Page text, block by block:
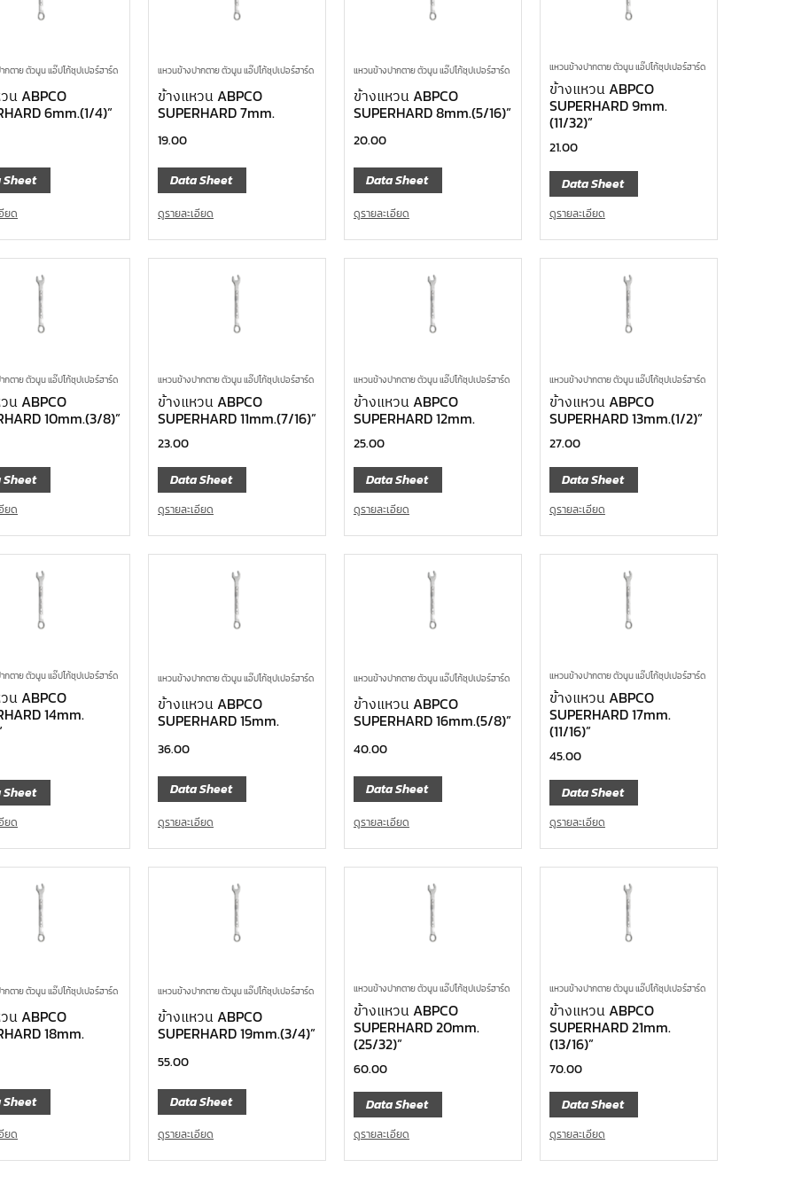
กตาย ตัวนูน แอ๊ปโก้ซุปเปอร์ฮาร์ด
น ABPCO
6mm.(1/4)”
Sheet
ยด
แหวนข้างปากตาย ตัวนูน แอ๊ปโก้ซุปเปอร์ฮาร์ด
ข้างแหวน ABPCO
SUPERHARD 7mm.
19.00
Data Sheet
ดูรายละเอียด
แหวนข้างปากตาย ตัวนูน แอ๊ปโก้ซุปเปอร์ฮาร์ด
ข้างแหวน ABPCO
SUPERHARD 8mm.(5/16)”
20.00
Data Sheet
ดูรายละเอียด
แหวนข้างปากตาย ตัวนูน แอ๊ปโก้ซุปเปอร์ฮาร์ด
ข้างแหวน ABPCO
SUPERHARD 9mm.
(11/32)”
21.00
Data Sheet
ดูรายละเอียด
กตาย ตัวนูน แอ๊ปโก้ซุปเปอร์ฮาร์ด
น ABPCO
10mm.(3/8)”
Sheet
ยด
แหวนข้างปากตาย ตัวนูน แอ๊ปโก้ซุปเปอร์ฮาร์ด
ข้างแหวน ABPCO
SUPERHARD 11mm.(7/16)”
23.00
Data Sheet
ดูรายละเอียด
แหวนข้างปากตาย ตัวนูน แอ๊ปโก้ซุปเปอร์ฮาร์ด
ข้างแหวน ABPCO
SUPERHARD 12mm.
25.00
Data Sheet
ดูรายละเอียด
แหวนข้างปากตาย ตัวนูน แอ๊ปโก้ซุปเปอร์ฮาร์ด
ข้างแหวน ABPCO
SUPERHARD 13mm.(1/2)”
27.00
Data Sheet
ดูรายละเอียด
กตาย ตัวนูน แอ๊ปโก้ซุปเปอร์ฮาร์ด
น ABPCO
14mm.
Sheet
ยด
แหวนข้างปากตาย ตัวนูน แอ๊ปโก้ซุปเปอร์ฮาร์ด
ข้างแหวน ABPCO
SUPERHARD 15mm.
36.00
Data Sheet
ดูรายละเอียด
แหวนข้างปากตาย ตัวนูน แอ๊ปโก้ซุปเปอร์ฮาร์ด
ข้างแหวน ABPCO
SUPERHARD 16mm.(5/8)”
40.00
Data Sheet
ดูรายละเอียด
แหวนข้างปากตาย ตัวนูน แอ๊ปโก้ซุปเปอร์ฮาร์ด
ข้างแหวน ABPCO
SUPERHARD 17mm.
(11/16)”
45.00
Data Sheet
ดูรายละเอียด
กตาย ตัวนูน แอ๊ปโก้ซุปเปอร์ฮาร์ด
น ABPCO
18mm.
Sheet
ยด
แหวนข้างปากตาย ตัวนูน แอ๊ปโก้ซุปเปอร์ฮาร์ด
ข้างแหวน ABPCO
SUPERHARD 19mm.(3/4)”
55.00
Data Sheet
ดูรายละเอียด
แหวนข้างปากตาย ตัวนูน แอ๊ปโก้ซุปเปอร์ฮาร์ด
ข้างแหวน ABPCO
SUPERHARD 20mm.
(25/32)”
60.00
Data Sheet
ดูรายละเอียด
แหวนข้างปากตาย ตัวนูน แอ๊ปโก้ซุปเปอร์ฮาร์ด
ข้างแหวน ABPCO
SUPERHARD 21mm.
(13/16)”
70.00
Data Sheet
ดูรายละเอียด